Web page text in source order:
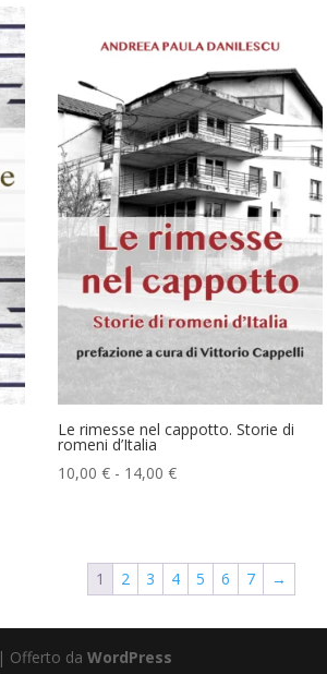
10,00 €
15,00 €
Le rimesse nel cappotto. Storie di
romeni d’Italia
10,00 € - 14,00 €Fascia
10,00 €
a
1 2 3 4 5 6 7 →
| Offerto daWordPress